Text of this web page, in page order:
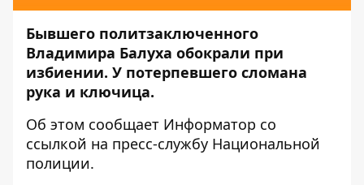
Бывшего политзаключенного
Владимира Балуха обокрали при
избиении. У потерпевшего сломана
рука и ключица.
Об этом сообщает Информатор со
ссылкой на пресс-службу Национальной
полиции.